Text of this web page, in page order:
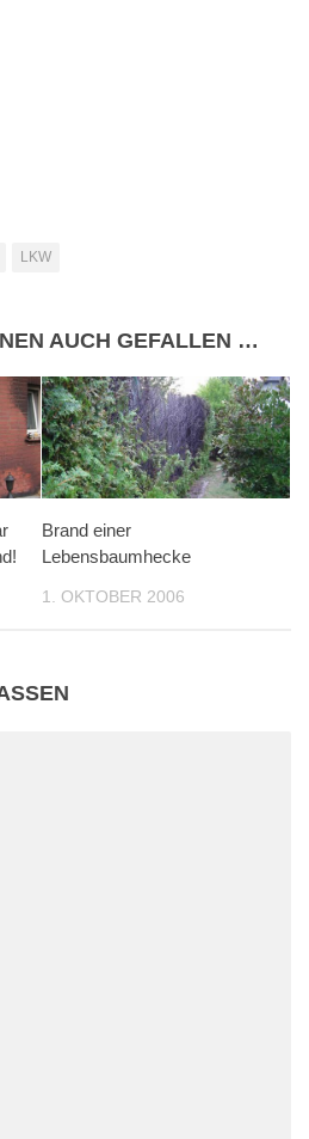
LKW
AUCH GEFALLEN …
Brand einer
Lebensbaumhecke
1. OKTOBER 2006